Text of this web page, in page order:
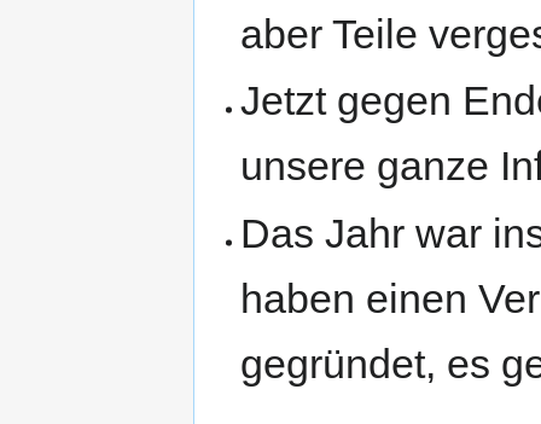
aber Teile
Jetzt gegen
unsere ganze
Das Jahr war
haben einen
gegründet, es